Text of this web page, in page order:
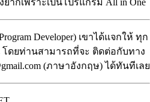
Developer) เขาได้แจกให้ ทุก
โดยท่านสามารถที่จะ ติดต่อกับทาง
(ภาษาอังกฤษ) ได้ทันทีเลย